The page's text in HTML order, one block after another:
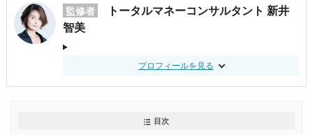
監修者
トータルマネーコンサルタント 新井
智美
プロフィールを見る
目次